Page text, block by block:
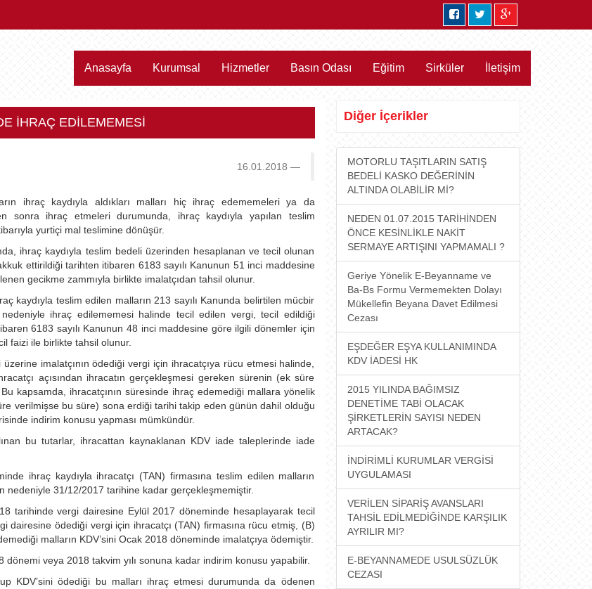
Anasayfa Kurumsal Hizmetler Basın Odası Eğitim Sirküler İletişim
İHRAÇ EDİLEMEMESİ
16.01.2018
ihraç kaydıyla aldıkları malları hiç ihraç edememeleri ya da
sonra ihraç etmeleri durumunda, ihraç kaydıyla yapılan teslim
yurtiçi mal teslimine dönüşür.
ihraç kaydıyla teslim bedeli üzerinden hesaplanan ve tecil olunan
ettirildiği tarihten itibaren 6183 sayılı Kanunun 51 inci maddesine
gecikme zammıyla birlikte imalatçıdan tahsil olunur.
kaydıyla teslim edilen malların 213 sayılı Kanunda belirtilen mücbir
ihraç edilememesi halinde tecil edilen vergi, tecil edildiği
6183 sayılı Kanunun 48 inci maddesine göre ilgili dönemler için
faizi ile birlikte tahsil olunur.
imalatçının ödediği vergi için ihracatçıya rücu etmesi halinde,
açısından ihracatın gerçekleşmesi gereken sürenin (ek süre
kapsamda, ihracatçının süresinde ihraç edemediği mallara yönelik
verilmişse bu süre) sona erdiği tarihi takip eden günün dahil olduğu
indirim konusu yapması mümkündür.
bu tutarlar, ihracattan kaynaklanan KDV iade taleplerinde iade
ihraç kaydıyla ihracatçı (TAN) firmasına teslim edilen malların
nedeniyle 31/12/2017 tarihine kadar gerçekleşmemiştir.
tarihinde vergi dairesine Eylül 2017 döneminde hesaplayarak tecil
dairesine ödediği vergi için ihracatçı (TAN) firmasına rücu etmiş, (B)
malların KDV’sini Ocak 2018 döneminde imalatçıya ödemiştir.
veya 2018 takvim yılı sonuna kadar indirim konusu yapabilir.
KDV’sini ödediği bu malları ihraç etmesi durumunda da ödenen
Diğer İçerikler
MOTORLU TAŞITLARIN SATIŞ
BEDELİ KASKO DEĞERİNİN
ALTINDA OLABİLİR Mİ?
NEDEN 01.07.2015 TARİHİNDEN
ÖNCE KESİNLİKLE NAKİT
SERMAYE ARTIŞINI YAPMAMALI ?
Geriye Yönelik E-Beyanname ve
Ba-Bs Formu Vermemekten Dolayı
Mükellefin Beyana Davet Edilmesi
Cezası
EŞDEĞER EŞYA KULLANIMINDA
KDV İADESİ HK​
2015 YILINDA BAĞIMSIZ
DENETİME TABİ OLACAK
ŞİRKETLERİN SAYISI NEDEN
ARTACAK?
İNDİRİMLİ KURUMLAR VERGİSİ
UYGULAMASI
VERİLEN SİPARİŞ AVANSLARI
TAHSİL EDİLMEDİĞİNDE KARŞILIK
AYRILIR MI?
E-BEYANNAMEDE USULSÜZLÜK
CEZASI